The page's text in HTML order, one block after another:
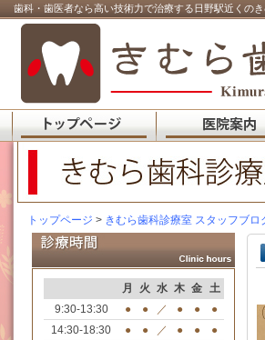
歯科・歯医者なら高い技術力で治療する日野駅近くの
トップページ > きむら歯科診療室 スタッフブロ
月 火 水 木 金 土
9:30-13:30
● ● ／ ● ●
●
14:30-18:30
● ● ／ ● ●
●